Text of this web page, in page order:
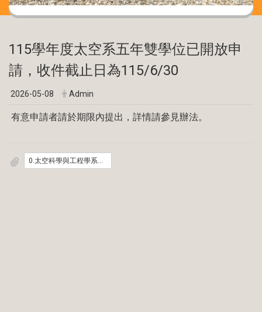
115學年度太空系五年雙學位已開放申
請，收件截止日為115/6/30
2026-05-08 Admin
有意申請者請於期限內提出，詳情請參見辦法。
0.太空科學與工程學系五年雙學位推薦暨獎勵辦法.pdf